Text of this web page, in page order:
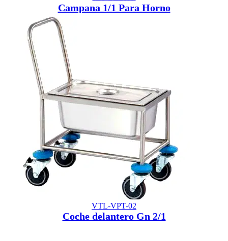
Campana 1/1 Para Horno
VTL-VPT-02
Coche delantero Gn 2/1